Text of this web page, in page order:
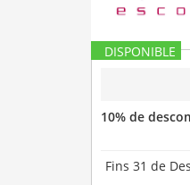
DISPONIBLE
10% de
Fins 31 de